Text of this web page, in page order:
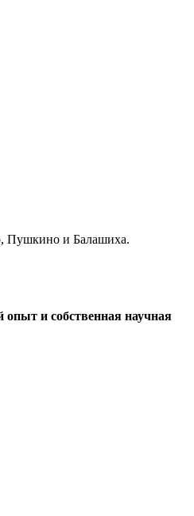
Пушкино и Балашиха.
и собственная научная